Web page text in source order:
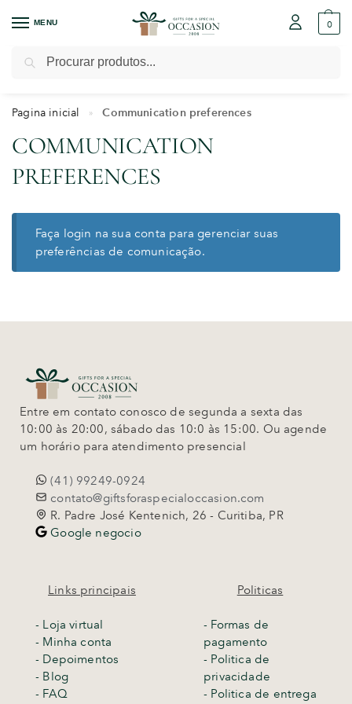
MENU 0
Pagina inicial » Communication preferences
COMMUNICATION
PREFERENCES
Faça login na sua conta para gerenciar suas
preferências de comunicação.
Entre em contato conosco de segunda a sexta das
10:00 às 20:00, sábado das 10:0 às 15:00. Ou agende
um horário para atendimento presencial
(41) 99249-0924
contato@giftsforaspecialoccasion.com
R. Padre José Kentenich, 26 - Curitiba, PR
Google negocio
Links principais
- Loja virtual
- Minha conta
- Depoimentos
- Blog
- FAQ
Politicas
- Formas de
pagamento
- Politica de
privacidade
- Politica de entrega